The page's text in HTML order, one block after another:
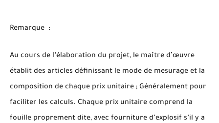
Remarque :
Au cours de l’élaboration du projet, le maître d’œuvre
établit des articles définissant le mode de mesurage et la
composition de chaque prix unitaire ; Généralement pour
faciliter les calculs. Chaque prix unitaire comprend la
fouille proprement dite, avec fourniture d’explosif s’il y a